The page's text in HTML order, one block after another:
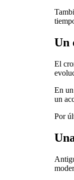
Un
El
En
un
Por